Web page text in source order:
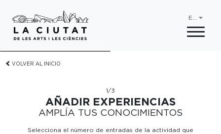
VOLVER AL INICIO
1/3
AÑADIR EXPERIENCIAS
AMPLÍA TUS CONOCIMIENTOS
Selecciona el número de entradas de la actividad que